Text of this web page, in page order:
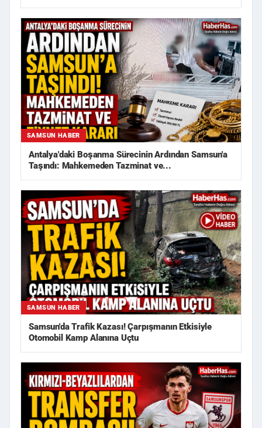
SAMSUN HABER
Antalya'daki Boşanma Sürecinin Ardından Samsun'a
Taşındı: Mahkemeden Tazminat ve...
SAMSUN HABER
Samsun'da Trafik Kazası! Çarpışmanın Etkisiyle
Otomobil Kamp Alanına Uçtu